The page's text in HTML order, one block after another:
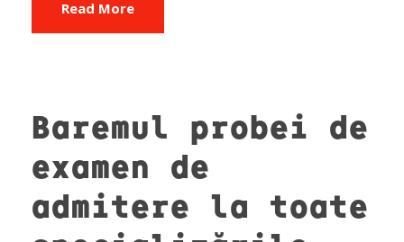
Read More
Baremul probei de
examen de
admitere la toate